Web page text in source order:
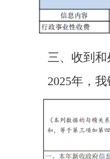
三、收到
2025年，